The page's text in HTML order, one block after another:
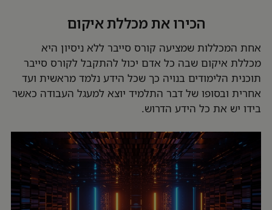
הכירו את מכללת איקום
אחת המכללות שמציעה קורס סייבר ללא ניסיון היא
מכללת איקום שבה כל אדם יכול להתקבל לקורס סייבר
תוכנית הלימודים בנויה כך שכל הידע נלמד מראשית ועד
אחרית ובסופו של דבר התלמיד יוצא למעגל העבודה כאשר
בידו יש את כל הידע הדרוש.